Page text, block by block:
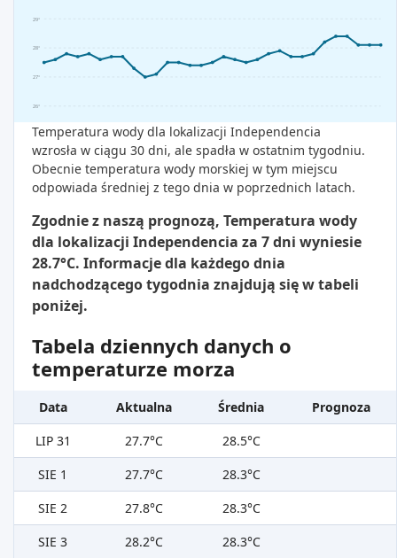
26°
27°
28°
29°
Temperatura wody dla lokalizacji Independencia
wzrosła w ciągu 30 dni, ale spadła w ostatnim tygodniu.
Obecnie temperatura wody morskiej w tym miejscu
odpowiada średniej z tego dnia w poprzednich latach.
Zgodnie z naszą prognozą, Temperatura wody
dla lokalizacji Independencia za 7 dni wyniesie
28.7°C. Informacje dla każdego dnia
nadchodzącego tygodnia znajdują się w tabeli
poniżej.
Tabela dziennych danych o
temperaturze morza
Data Aktualna Średnia
Prognoza
LIP 31
27.7°C
28.5°C
SIE 1
27.7°C
28.3°C
SIE 2
27.8°C
28.3°C
SIE 3
28.2°C
28.3°C